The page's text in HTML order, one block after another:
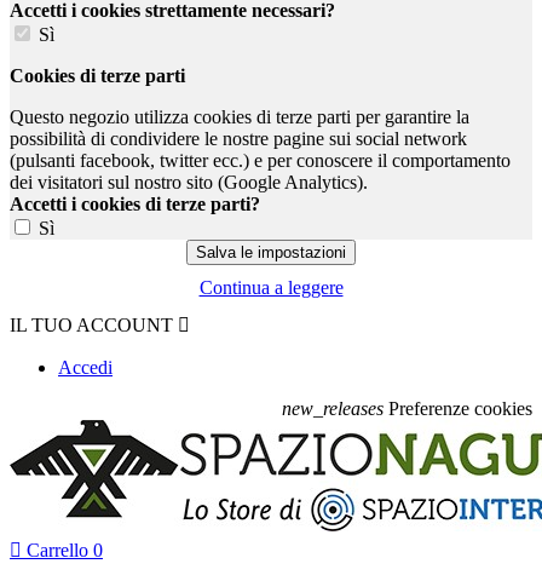
Accetti i cookies strettamente necessari?
Sì
Cookies di terze parti
Questo negozio utilizza cookies di terze parti per garantire la
possibilità di condividere le nostre pagine sui social network
(pulsanti facebook, twitter ecc.) e per conoscere il comportamento
dei visitatori sul nostro sito (Google Analytics).
Accetti i cookies di terze parti?
Sì
Continua a leggere
IL TUO ACCOUNT 
Accedi
new_releases Preferenze cookies
 Carrello 0